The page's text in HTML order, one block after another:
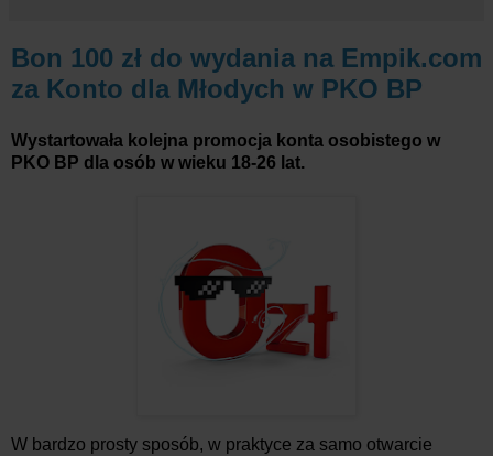
Bon 100 zł do wydania na Empik.com
za Konto dla Młodych w PKO BP
Wystartowała kolejna promocja konta osobistego w
PKO BP dla osób w wieku 18-26 lat.
W bardzo prosty sposób, w praktyce za samo otwarcie